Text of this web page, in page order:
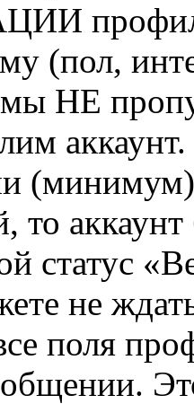
профиль
(пол,
НЕ
то
статус
не
поля